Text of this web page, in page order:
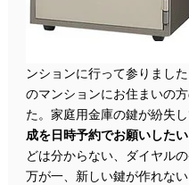
ンションに行って参りまし
のマンションにお住まいの
た。家庭用金庫の鍵が紛失し
成を日時予約でお願いしたい
どは分からない、ダイヤル
万が一、新しい鍵が作れな